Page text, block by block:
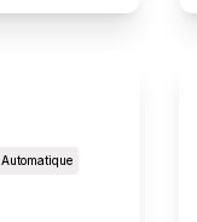
Automatique